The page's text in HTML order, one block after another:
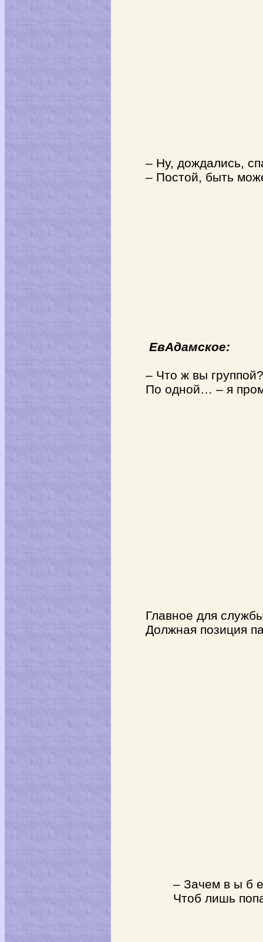
– Ну, дождались,
– Постой, быть
ЕвАдамское:
– Что ж вы
По одной… – я
Главное для
Должная позиция
– Зачем в ы б
Чтоб лишь